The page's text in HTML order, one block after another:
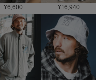
¥6,600 ¥16,940